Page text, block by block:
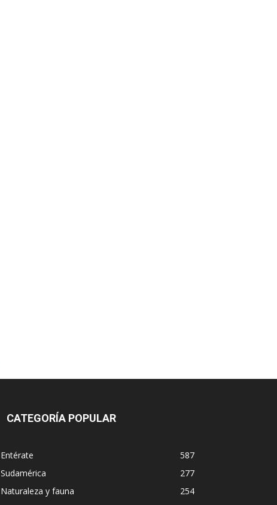
CATEGORÍA POPULAR
Entérate
587
Sudamérica
277
Naturaleza y fauna
254